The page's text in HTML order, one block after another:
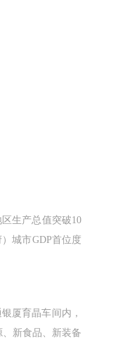
生产总值突破10
城市GDP首位度
厦育晶车间内，
新食品、新装备